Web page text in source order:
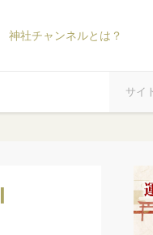
神社チャンネルとは？